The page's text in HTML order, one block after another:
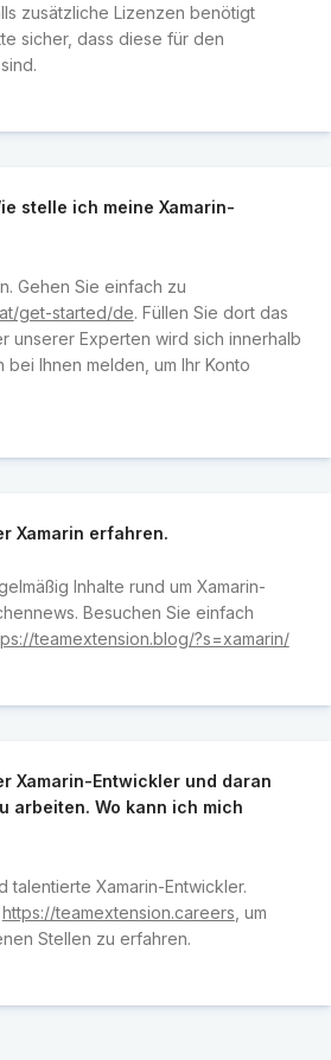
zusätzliche Lizenzen benötigt
sicher, dass diese für den
stelle ich meine Xamarin-
Gehen Sie einfach zu
get-started/de. Füllen Sie dort das
unserer Experten wird sich innerhalb
Ihnen melden, um Ihr Konto
Xamarin erfahren.
Inhalte rund um Xamarin-
Besuchen Sie einfach
teamextension.blog/?s=xamarin/
Xamarin-Entwickler und daran
arbeiten. Wo kann ich mich
talentierte Xamarin-Entwickler.
https://teamextension.careers , um
Stellen zu erfahren.